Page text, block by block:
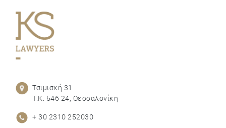
Τσιμισκή 31
Τ.Κ. 546 24, Θεσσαλονίκη
+ 30 2310 252030